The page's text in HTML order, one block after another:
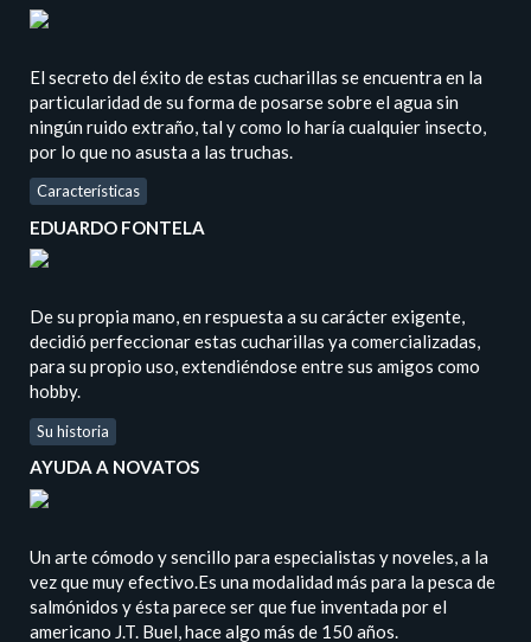
El secreto del éxito de estas cucharillas se encuentra en la
particularidad de su forma de posarse sobre el agua sin
ningún ruido extraño, tal y como lo haría cualquier insecto,
por lo que no asusta a las truchas.
Características
EDUARDO FONTELA
De su propia mano, en respuesta a su carácter exigente,
decidió perfeccionar estas cucharillas ya comercializadas,
para su propio uso, extendiéndose entre sus amigos como
hobby.
Su historia
AYUDA A NOVATOS
Un arte cómodo y sencillo para especialistas y noveles, a la
vez que muy efectivo.Es una modalidad más para la pesca de
salmónidos y ésta parece ser que fue inventada por el
americano J.T. Buel, hace algo más de 150 años.